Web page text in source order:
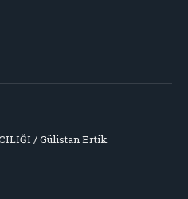
/ Gülistan Ertik